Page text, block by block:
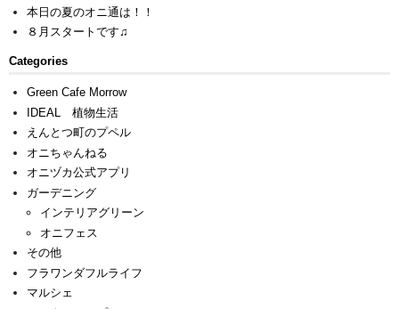
本日の夏のオニ通は！！
８月スタートです♫
Categories
Green Cafe Morrow
IDEAL 植物生活
えんとつ町のプペル
オニちゃんねる
オニヅカ公式アプリ
ガーデニング
インテリアグリーン
オニフェス
その他
フラワンダフルライフ
マルシェ